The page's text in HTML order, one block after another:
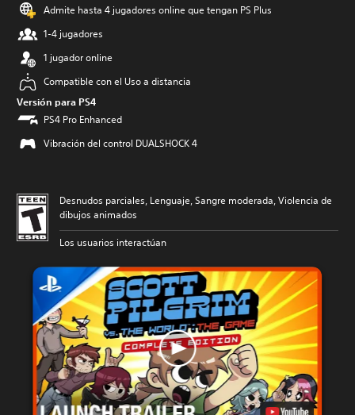
Admite hasta 4 jugadores online que tengan PS Plus
1-4 jugadores
1 jugador online
Compatible con el Uso a distancia
Versión para PS4
PS4 Pro Enhanced
Vibración del control DUALSHOCK 4
Desnudos parciales, Lenguaje, Sangre moderada, Violencia de
dibujos animados
Los usuarios interactúan